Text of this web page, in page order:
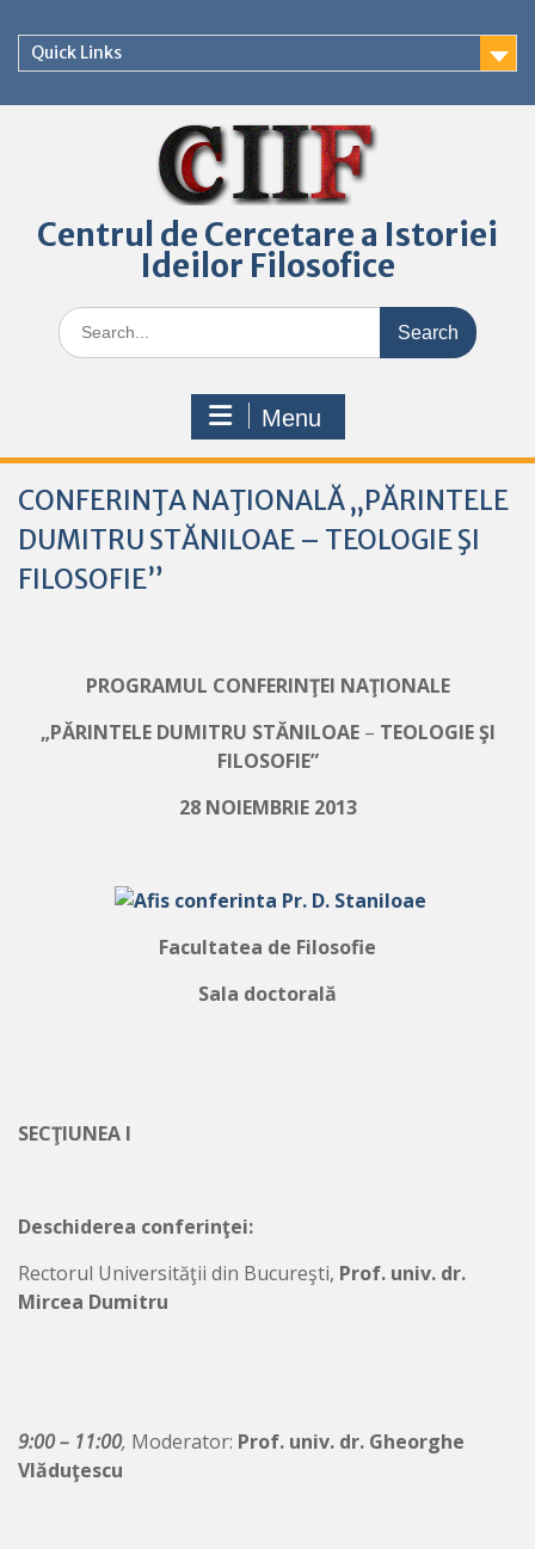
contentQuick Links
Centrul de Cercetare a Istoriei
Ideilor Filosofice
Search
for:
Menu
CONFERINŢA NAŢIONALĂ „PĂRINTELE
DUMITRU STĂNILOAE – TEOLOGIE ŞI
FILOSOFIE”
PROGRAMUL CONFERINŢEI NAŢIONALE
„PĂRINTELE DUMITRU STĂNILOAE – TEOLOGIE ŞI
FILOSOFIE”
28 NOIEMBRIE 2013
Facultatea de Filosofie
Sala doctorală
SECŢIUNEA I
Deschiderea conferinţei:
Rectorul Universităţii din Bucureşti, Prof. univ. dr.
Mircea Dumitru
9:00 – 11:00, Moderator: Prof. univ. dr. Gheorghe
Vlăduţescu